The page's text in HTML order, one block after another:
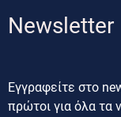
Newsletter
Εγγραφείτε στο
πρώτοι για όλα τα